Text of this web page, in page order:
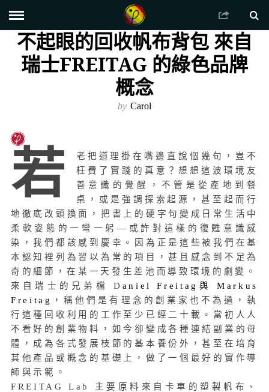
不起眼的回收帆布背包 來自
瑞士FREITAG 的綠色品牌
概念
by Carol
若
老把道理掛在嘴邊直說個幾句，豈不
枉費了實踐的真意？想想這波環境友
善意識的覺醒，不管是從產地到餐
桌，或是強調探索起源，甚至起而行
地徹底改頭換面，把書上的硬字句變成日常生活中
柔軟姿態的一彎一躬—或許對這樣的復甦意識感
染，我們都該感到慶幸。因為正是這些被我們在基
本認知裡列為習以為常的項目，甚且感念到不足為
奇的細節，在某一天發生差池而導致環境的劇變。
來自瑞士的兄弟檔 D aniel Freitag與 Markus
Freitag
，稱他們是有理念的創業家也不為過，執
行這種回收利用的工作至少已經二十載。當初人人
不看好的創業物料，如今卻變成各種連結副業的母
體，成為各式發展枝節的基本養份外，甚至在培育
其他產品或概念的基礎上，做了一個最好的實作導
師與示範。
FREITAG Lab 主要原料來自卡車的塑製帆布、